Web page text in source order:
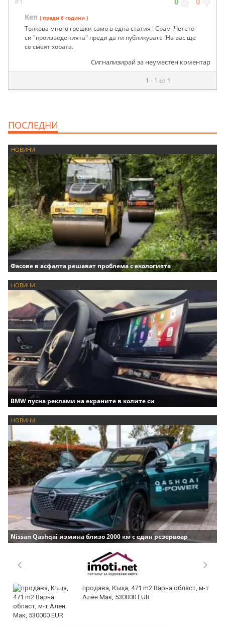
Ken ( преди 6 години )
Толкова много грешки само в една статия ! Срам !Четете
си "произведенията" преди да ги публикувате !На вас ще
се смеят хората.
Сигнализирай за неуместен коментар
1 - 1 от 1
ПОСЛЕДНИ
НОВИНИ
Фасове в асфалта решават проблема с екологията
НОВИНИ
BMW пусна реклами на екраните в колите си
НОВИНИ
Nissan Qashqai измина близо 2000 км с един резервоар
продава, Къща, 471 m2 Варна област, м-т
Ален Мак, 530000 EUR